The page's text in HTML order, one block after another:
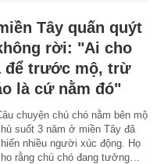
Tây quấn quýt
rời: "Ai cho
để trước mộ, trừ
là cứ nằm đó"
chuyện chú chó nằm bên mộ
suốt 3 năm ở miền Tây đã
nhiều người xúc động. Họ
rằng chú chó đang tưởng…